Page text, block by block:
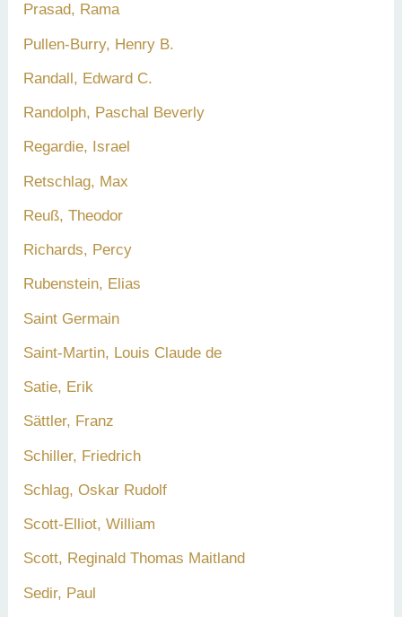
Prasad, Rama
Pullen-Burry, Henry B.
Randall, Edward C.
Randolph, Paschal Beverly
Regardie, Israel
Retschlag, Max
Reuß, Theodor
Richards, Percy
Rubenstein, Elias
Saint Germain
Saint-Martin, Louis Claude de
Satie, Erik
Sättler, Franz
Schiller, Friedrich
Schlag, Oskar Rudolf
Scott-Elliot, William
Scott, Reginald Thomas Maitland
Sedir, Paul